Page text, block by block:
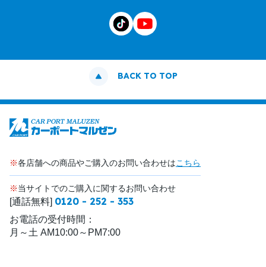
BACK TO TOP
※各店舗への商品やご購入のお問い合わせはこちら
※当サイトでのご購入に関するお問い合わせ
[通話無料] 0120 - 252 - 353
お電話の受付時間：
月～土 AM10:00～PM7:00